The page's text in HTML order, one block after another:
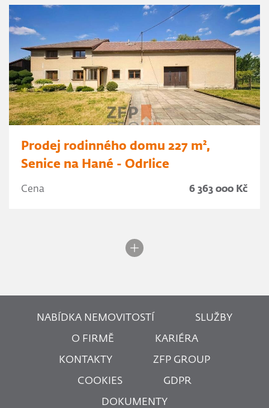
Prodej rodinného domu 227 m²,
Senice na Hané - Odrlice
Cena 6 363 000 Kč
NABÍDKA NEMOVITOSTÍ SLUŽBY
O FIRMĚ KARIÉRA
KONTAKTY ZFP GROUP
COOKIES GDPR
DOKUMENTY